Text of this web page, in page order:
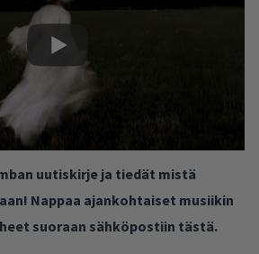
uutiskirje ja tiedät mistä
Nappaa ajankohtaiset musiikin
suoraan sähköpostiin tästä.